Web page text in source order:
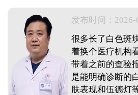
发布时间：2026-
很多长了白色斑
着换个医疗机构
带着之前的查验
是能明确诊断的
肤表现和伍德灯